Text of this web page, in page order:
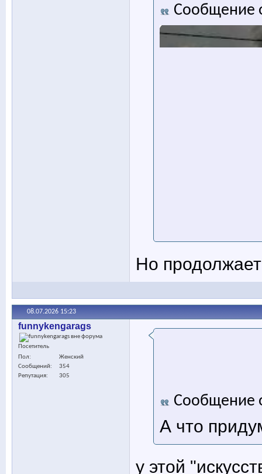
Сообщение
Но продолжает
08.07.2026 15:23
funnykengarags
Посетитель
Пол
Женский
Сообщений
354
Репутация
305
Сообщение
А что
у этой